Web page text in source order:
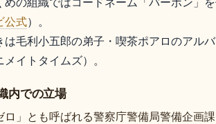
公式）。
は毛利小五郎の弟子・喫茶ポアロのアル
メイトタイムズ）。
内での立場
ロ」とも呼ばれる警察庁警備局警備企画